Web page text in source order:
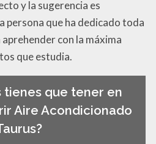
y la sugerencia es
persona que ha dedicado toda
con la máxima
que estudia.
tienes que tener en
Aire Acondicionado